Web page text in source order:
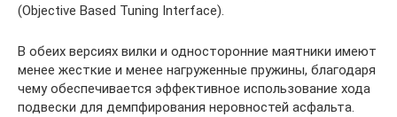
(Objective Based Tuning Interface).
В обеих версиях вилки и односторонние маятники имеют
менее жесткие и менее нагруженные пружины, благодаря
чему обеспечивается эффективное использование хода
подвески для демпфирования неровностей асфальта.